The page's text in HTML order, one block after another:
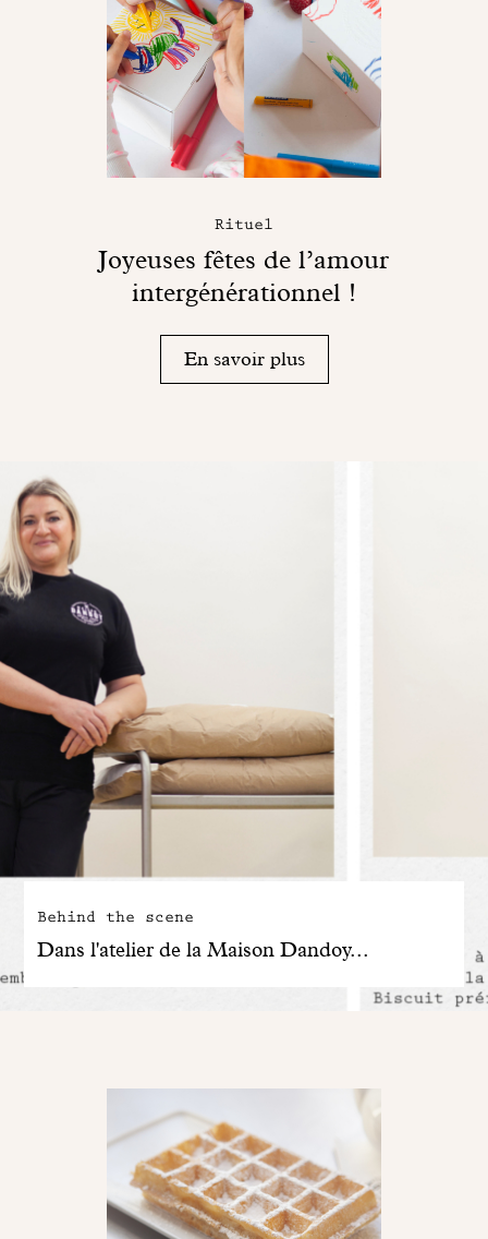
Rituel
Joyeuses fêtes de l’amour
intergénérationnel !
En savoir plus
Behind the scene
Dans l'atelier de la Maison Dandoy...